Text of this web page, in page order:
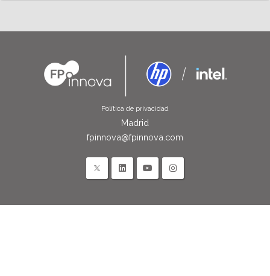
Política de privacidad
Madrid
fpinnova@fpinnova.com